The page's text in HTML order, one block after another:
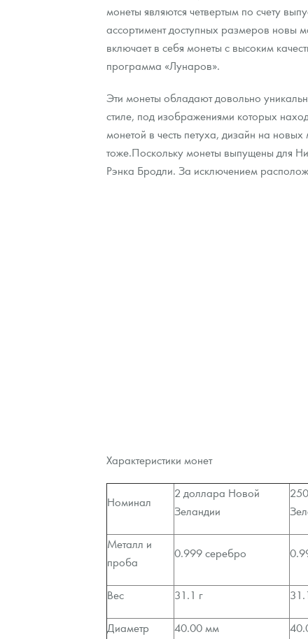
Золотой червонец Сеятель
Золотые слитки
Аксессуары
Гарри Поттер
Год Лошади
Выкуп монет
Выкуп серебряных монет
Памятка для работы с монетами из драгметаллов
Условия возврата
Монеты
Распродажа монет и жетонов
Итоги 2025 года. Прогноз курсов золота,
Cтатьи
Георгий Победоносец - динамика цен
Курс золота и серебра
Скупка слитков
Контакты
Наши преимущества
Письмо директору
Пресс-служба
монеты являются четвертым по счету
ассортимент доступных размеров новы
включает в себя монеты с высоким
программа «Лунаров».
Эти монеты обладают довольно
стиле, под изображениями которых
монетой в честь петуха, дизайн на
тоже.Поскольку монеты выпущены для
Рэнка Бродли. За исключением
Характеристики монет
Номинал
2 доллара Новой
Зеландии
Металл и
проба
0.999 серебро
Вес 31.1 г
Диаметр 40.00 мм